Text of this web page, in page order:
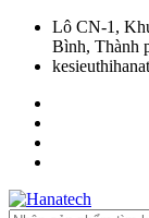
Lô CN-1,
Bình, Thành